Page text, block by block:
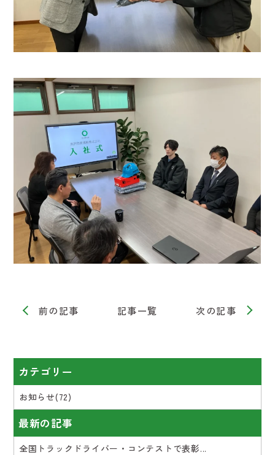
前の記事 記事一覧 次の記事
カテゴリー
お知らせ(72)
最新の記事
全国トラックドライバー・コンテストで表彰...